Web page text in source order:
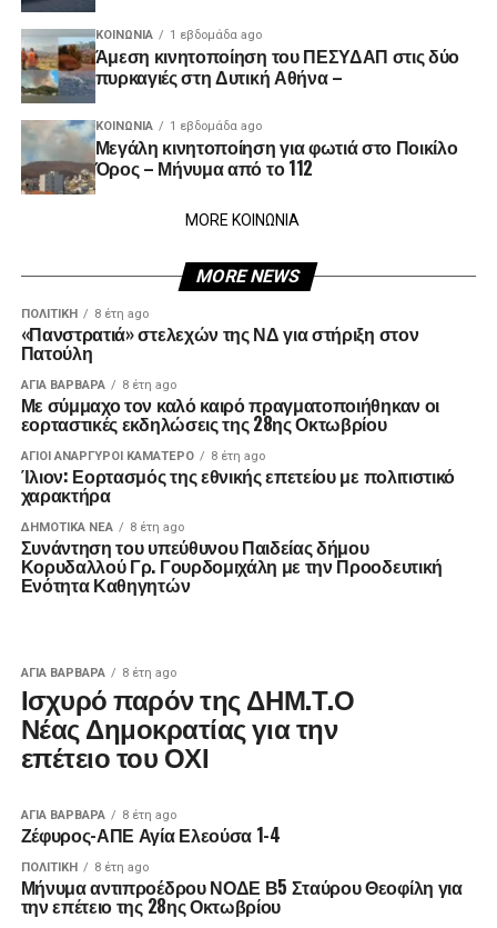
ΚΟΙΝΩΝΊΑ 1 εβδομάδα ago
Άμεση κινητοποίηση του ΠΕΣΥΔΑΠ στις δύο
πυρκαγιές στη Δυτική Αθήνα –
ΚΟΙΝΩΝΊΑ 1 εβδομάδα ago
Μεγάλη κινητοποίηση για φωτιά στο Ποικίλο
Όρος – Μήνυμα από το 112
MORE ΚΟΙΝΩΝΙΑ
MORE NEWS
ΠΟΛΙΤΙΚΉ 8 έτη ago
«Πανστρατιά» στελεχών της ΝΔ για στήριξη στον
Πατούλη
ΑΓΙΑ ΒΑΡΒΑΡΑ 8 έτη ago
Με σύμμαχο τον καλό καιρό πραγματοποιήθηκαν οι
εορταστικές εκδηλώσεις της 28ης Οκτωβρίου
ΑΓΙΟΙ ΑΝΑΡΓΥΡΟΙ ΚΑΜΑΤΕΡΟ 8 έτη ago
Ίλιον: Εορτασμός της εθνικής επετείου με πολιτιστικό
χαρακτήρα
ΔΗΜΟΤΙΚΆ ΝΈΑ 8 έτη ago
Συνάντηση του υπεύθυνου Παιδείας δήμου
Κορυδαλλού Γρ. Γουρδομιχάλη με την Προοδευτική
Ενότητα Καθηγητών
ΑΓΙΑ ΒΑΡΒΑΡΑ 8 έτη ago
Ισχυρό παρόν της ΔΗΜ.Τ.Ο
Νέας Δημοκρατίας για την
επέτειο του ΟΧΙ
ΑΓΙΑ ΒΑΡΒΑΡΑ 8 έτη ago
Ζέφυρος-ΑΠΕ Αγία Ελεούσα 1-4
ΠΟΛΙΤΙΚΉ 8 έτη ago
Μήνυμα αντιπροέδρου ΝΟΔΕ Β5 Σταύρου Θεοφίλη για
την επέτειο της 28ης Οκτωβρίου